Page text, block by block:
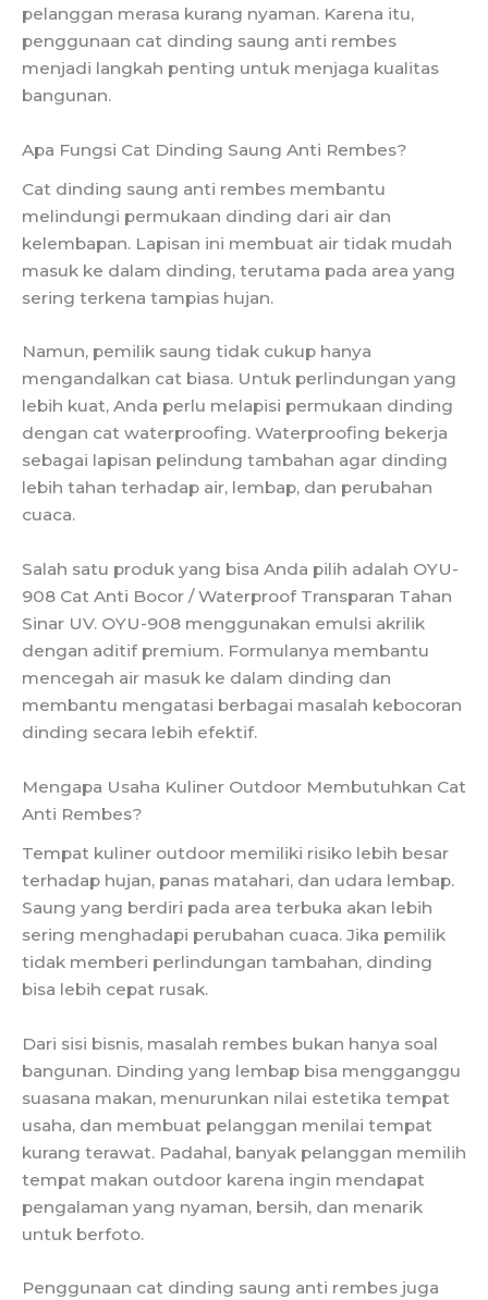
pelanggan merasa kurang nyaman. Karena itu,
penggunaan cat dinding saung anti rembes
menjadi langkah penting untuk menjaga kualitas
bangunan.
Apa Fungsi Cat Dinding Saung Anti Rembes?
Cat dinding saung anti rembes membantu
melindungi permukaan dinding dari air dan
kelembapan. Lapisan ini membuat air tidak mudah
masuk ke dalam dinding, terutama pada area yang
sering terkena tampias hujan.
Namun, pemilik saung tidak cukup hanya
mengandalkan cat biasa. Untuk perlindungan yang
lebih kuat, Anda perlu melapisi permukaan dinding
dengan cat waterproofing. Waterproofing bekerja
sebagai lapisan pelindung tambahan agar dinding
lebih tahan terhadap air, lembap, dan perubahan
cuaca.
Salah satu produk yang bisa Anda pilih adalah OYU-
908 Cat Anti Bocor / Waterproof Transparan Tahan
Sinar UV. OYU-908 menggunakan emulsi akrilik
dengan aditif premium. Formulanya membantu
mencegah air masuk ke dalam dinding dan
membantu mengatasi berbagai masalah kebocoran
dinding secara lebih efektif.
Mengapa Usaha Kuliner Outdoor Membutuhkan Cat
Anti Rembes?
Tempat kuliner outdoor memiliki risiko lebih besar
terhadap hujan, panas matahari, dan udara lembap.
Saung yang berdiri pada area terbuka akan lebih
sering menghadapi perubahan cuaca. Jika pemilik
tidak memberi perlindungan tambahan, dinding
bisa lebih cepat rusak.
Dari sisi bisnis, masalah rembes bukan hanya soal
bangunan. Dinding yang lembap bisa mengganggu
suasana makan, menurunkan nilai estetika tempat
usaha, dan membuat pelanggan menilai tempat
kurang terawat. Padahal, banyak pelanggan memilih
tempat makan outdoor karena ingin mendapat
pengalaman yang nyaman, bersih, dan menarik
untuk berfoto.
Penggunaan cat dinding saung anti rembes juga